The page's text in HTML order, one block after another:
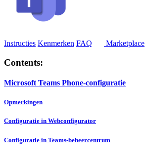
Instructies Kenmerken FAQ Marketplace
Contents:
Microsoft Teams Phone-configuratie
Opmerkingen
Configuratie in Webconfigurator
Configuratie in Teams-beheercentrum